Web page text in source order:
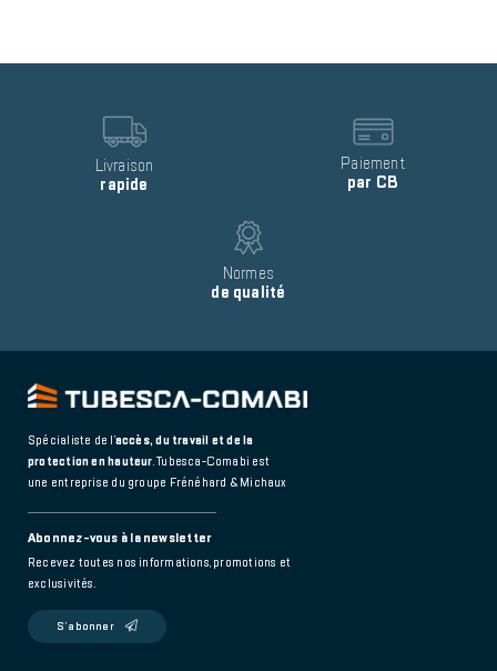
Livraison
rapide
Paiement
par CB
Normes
de qualité
Spécialiste de l’accès, du travail et de la
protection en hauteur. Tubesca-Comabi est
une entreprise du groupe Frénéhard & Michaux
Abonnez-vous à la newsletter
Recevez toutes nos informations, promotions et
exclusivités.
S’abonner